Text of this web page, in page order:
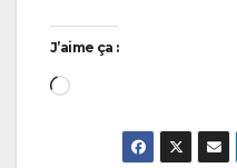
J’aime ça :
Chargement…